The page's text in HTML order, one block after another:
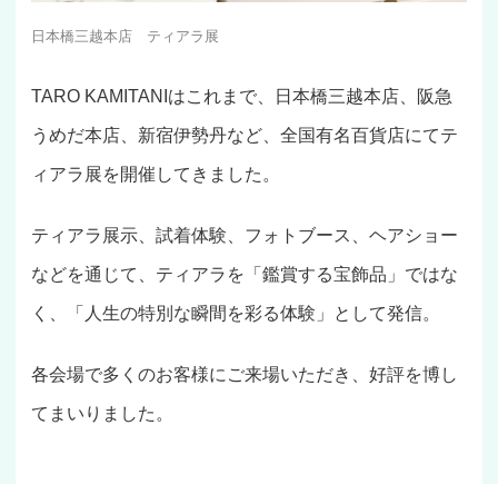
日本橋三越本店 ティアラ展
TARO KAMITANIはこれまで、日本橋三越本店、阪急
うめだ本店、新宿伊勢丹など、全国有名百貨店にてテ
ィアラ展を開催してきました。
ティアラ展示、試着体験、フォトブース、ヘアショー
などを通じて、ティアラを「鑑賞する宝飾品」ではな
く、「人生の特別な瞬間を彩る体験」として発信。
各会場で多くのお客様にご来場いただき、好評を博し
てまいりました。